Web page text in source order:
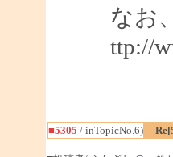
なお
ttp://
■5305 / inTopicNo.6)